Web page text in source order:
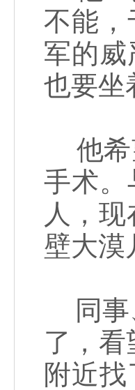
不能，
军的
也要坐
他希
手术。
人，
壁大漠
同事
了，看
附近